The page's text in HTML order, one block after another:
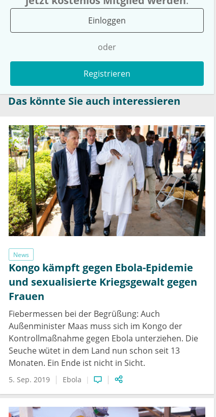
Einloggen
oder
Registrieren
Das könnte Sie auch interessieren
News
Kongo kämpft gegen Ebola-Epidemie
und sexualisierte Kriegsgewalt gegen
Frauen
Fiebermessen bei der Begrüßung: Auch
Außenminister Maas muss sich im Kongo der
Kontrollmaßnahme gegen Ebola unterziehen. Die
Seuche wütet in dem Land nun schon seit 13
Monaten. Ein Ende ist nicht in Sicht.
5. Sep. 2019 Ebola